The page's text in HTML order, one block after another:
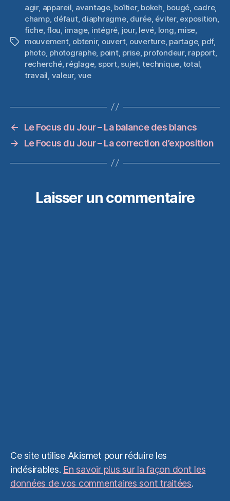
Étiquettes
agir, appareil avantage, boîtier, bokeh bougé cadre,
champ, défaut, diaphragme, durée, éviter, exposition
fiche,flou image, intégré jour, levé long mise
mouvement, obtenir, ouvert, ouverture, partage, pdf,
photo, photographe, point, prise, profondeur, rapport,
recherché, réglage, sport, sujet,technique total
travail valeur, vue
←
Le Focus du Jour – La balance des blancs
→
Le Focus du Jour – La correction d’exposition
Laisser un commentaire
Ce site utilise Akismet pour réduire les
indésirables. En savoir plus sur la façon dont les
données de vos commentaires sont traitées.